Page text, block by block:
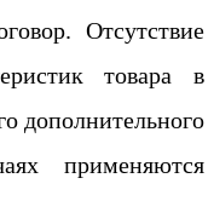
Отсутствие
товара в
дополнительного
применяются